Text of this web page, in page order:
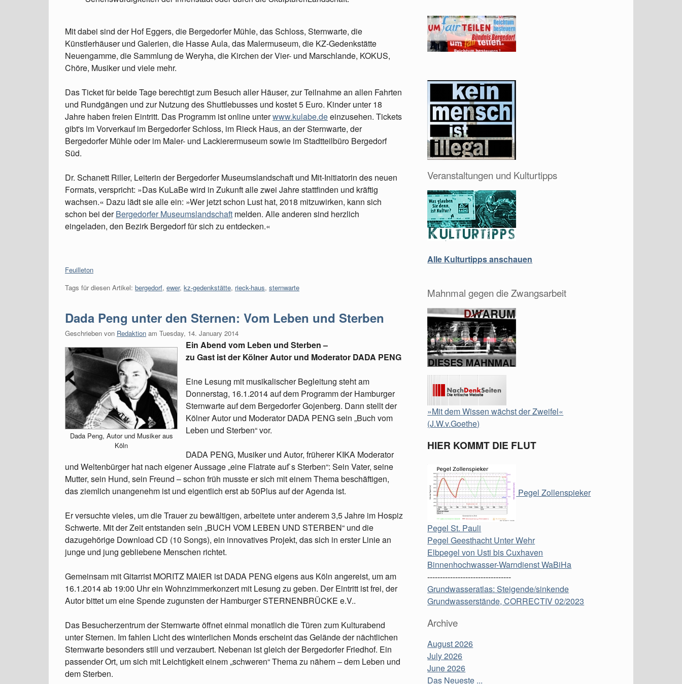
Mit dabei sind der Hof Eggers, die Bergedorfer Mühle, das Schloss, Sternwarte, die
Künstlerhäuser und Galerien, die Hasse Aula, das Malermuseum, die KZ-Gedenkstätte
Neuengamme, die Sammlung de Weryha, die Kirchen der Vier- und Marschlande, KOKUS,
Chöre, Musiker und viele mehr.
Das Ticket für beide Tage berechtigt zum Besuch aller Häuser, zur Teilnahme an allen Fahrten
und Rundgängen und zur Nutzung des Shuttlebusses und kostet 5 Euro. Kinder unter 18
Jahre haben freien Eintritt. Das Programm ist online unterwww.kulabe.deeinzusehen. Tickets
gibt's im Vorverkauf im Bergedorfer Schloss, im Rieck Haus, an der Sternwarte, der
Bergedorfer Mühle oder im Maler- und Lackierermuseum sowie im Stadtteilbüro Bergedorf
Süd.
Dr. Schanett Riller, Leiterin der Bergedorfer Museumslandschaft und Mit-Initiatorin des neuen
Formats, verspricht: »Das KuLaBe wird in Zukunft alle zwei Jahre stattfinden und kräftig
wachsen.« Dazu lädt sie alle ein: »Wer jetzt schon Lust hat, 2018 mitzuwirken, kann sich
schon bei derBergedorfer Museumslandschaft melden. Alle anderen sind herzlich
eingeladen, den Bezirk Bergedorf für sich zu entdecken.«
Kategorien:
Feuilleton
Tags für diesen Artikel: bergedorf, ewer, kz-gedenkstätte, rieck-haus, sternwarte
Dada Peng unter den Sternen: Vom Leben und Sterben
Geschrieben von Redaktion am Tuesday, 14. January 2014
Dada Peng, Autor und Musiker aus
Köln
Ein Abend vom Leben und Sterben –
zu Gast ist der Kölner Autor und Moderator DADA PENG
Eine Lesung mit musikalischer Begleitung steht am
Donnerstag, 16.1.2014 auf dem Programm der Hamburger
Sternwarte auf dem Bergedorfer Gojenberg. Dann stellt der
Kölner Autor und Moderator DADA PENG sein „Buch vom
Leben und Sterben“ vor.
DADA PENG, Musiker und Autor, früherer KIKA Moderator
und Weltenbürger hat nach eigener Aussage „eine Flatrate auf`s Sterben“: Sein Vater, seine
Mutter, sein Hund, sein Freund – schon früh musste er sich mit einem Thema beschäftigen,
das ziemlich unangenehm ist und eigentlich erst ab 50Plus auf der Agenda ist.
Er versuchte vieles, um die Trauer zu bewältigen, arbeitete unter anderem 3,5 Jahre im Hospiz
Schwerte. Mit der Zeit entstanden sein „BUCH VOM LEBEN UND STERBEN“ und die
dazugehörige Download CD (10 Songs), ein innovatives Projekt, das sich in erster Linie an
junge und jung gebliebene Menschen richtet.
Gemeinsam mit Gitarrist MORITZ MAIER ist DADA PENG eigens aus Köln angereist, um am
16.1.2014 ab 19:00 Uhr ein Wohnzimmerkonzert mit Lesung zu geben. Der Eintritt ist frei, der
Autor bittet um eine Spende zugunsten der Hamburger STERNENBRÜCKE e.V..
Das Besucherzentrum der Sternwarte öffnet einmal monatlich die Türen zum Kulturabend
unter Sternen. Im fahlen Licht des winterlichen Monds erscheint das Gelände der nächtlichen
Sternwarte besonders still und verzaubert. Nebenan ist gleich der Bergedorfer Friedhof. Ein
passender Ort, um sich mit Leichtigkeit einem „schweren“ Thema zu nähern – dem Leben und
dem Sterben.
Veranstaltungen und Kulturtipps
Alle Kulturtipps anschauen
Mahnmal gegen die Zwangsarbeit
»Mit dem Wissen wächst der Zweifel«
(J.W.v.Goethe)
HIER KOMMT DIE FLUT
Pegel Zollenspieker
Pegel St. Pauli
Pegel Geesthacht Unter Wehr
Elbpegel von Usti bis Cuxhaven
Binnenhochwasser-Warndienst WaBiHa
---------------------------------
Grundwasseratlas: Steigende/sinkende
Grundwasserstände, CORRECTIV 02/2023
Archive
August 2026
July 2026
June 2026
Das Neueste ...